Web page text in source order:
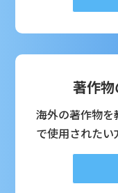
著作
海外の著作物
で使用されたい